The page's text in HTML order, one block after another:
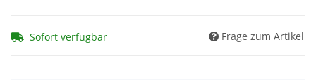
Sofort verfügbar Frage zum Artikel